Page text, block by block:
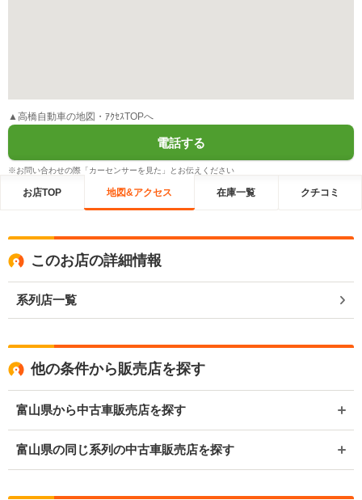
▲高橋自動車の地図・ｱｸｾｽTOPへ
電話する
※お問い合わせの際「カーセンサーを見た」とお伝えください
お店TOP 地図&アクセス 在庫一覧 クチコミ
このお店の詳細情報
系列店一覧
他の条件から販売店を探す
富山県から中古車販売店を探す
富山県の同じ系列の中古車販売店を探す